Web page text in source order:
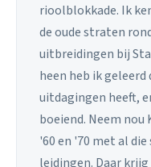
rioolblokkade. Ik
de oude straten
uitbreidingen bij
heen heb ik
uitdagingen heeft,
boeiend. Neem
'60 en '70 met al
leidingen. Daar